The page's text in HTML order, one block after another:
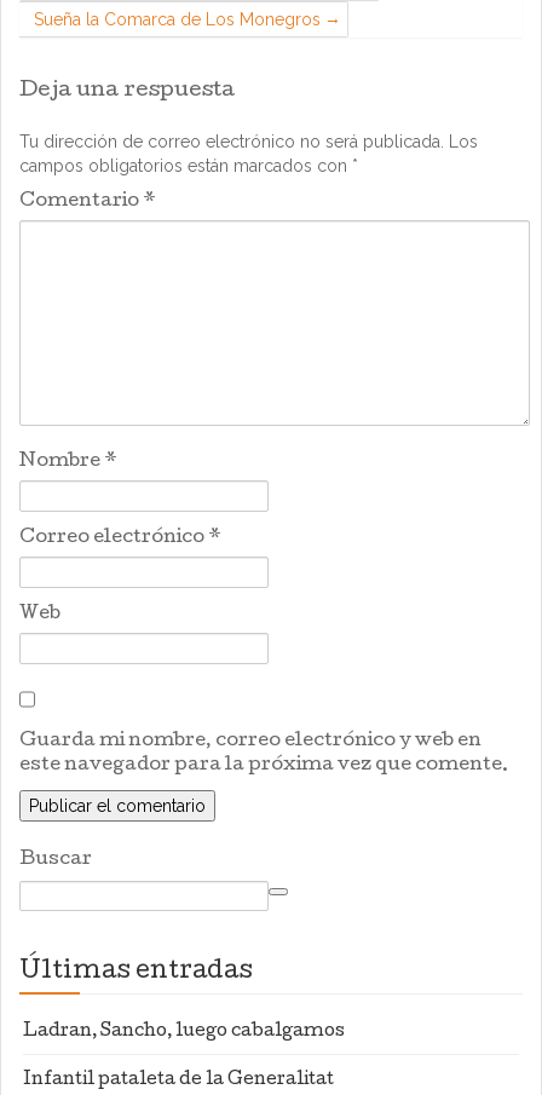
Sueña la Comarca de Los Monegros
Deja una respuesta
Tu dirección de correo electrónico no será publicada.
Los
campos obligatorios están marcados con *
Comentario *
Nombre *
Correo electrónico *
Web
Guarda mi nombre, correo electrónico y web en
este navegador para la próxima vez que comente.
Buscar
Últimas entradas
Ladran, Sancho, luego cabalgamos
Infantil pataleta de la Generalitat